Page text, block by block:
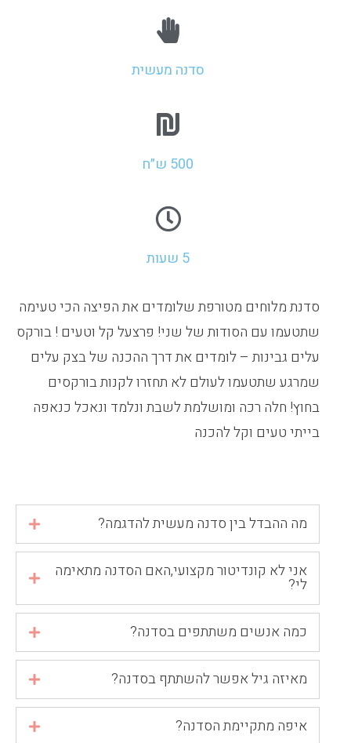
סדנה מעשית
500 ש״ח
5 שעות
סדנת מלוחים מטורפת שלומדים את הפיצה הכי טעימה
שתטעמו עם הסודות של שני! פרצעל קל וטעים ! בורקס
עלים גבינות – לומדים את דרך ההכנה של בצק עלים
שמרגע שתטעמו לעולם לא תחזרו לקנות בורקסים
בחוץ! חלה רכה ומושלמת לשבת ונלמד ונאכל כנאפה
בייתי טעים וקל להכנה
מה ההבדל בין סדנה מעשית להדגמה?
אני לא קונדיטור מקצועי,האם הסדנה מתאימה
לי?
כמה אנשים משתתפים בסדנה?
מאיזה גיל אפשר להשתתף בסדנה?
איפה מתקיימת הסדנה?